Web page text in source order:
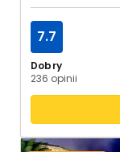
Dobry
236 opinii
7.7